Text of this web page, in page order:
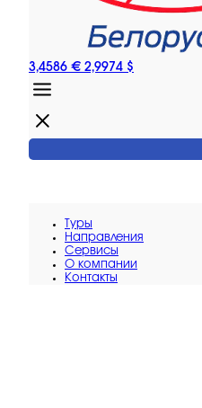
3,4586 € 2,9974 $
Туры
Направления
Сервисы
O компании
Контакты